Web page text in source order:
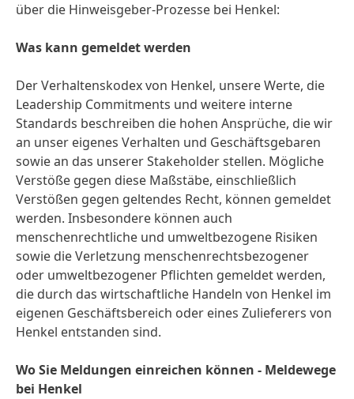
über die Hinweisgeber-Prozesse bei Henkel:
Was kann gemeldet werden
Der Verhaltenskodex von Henkel, unsere Werte, die
Leadership Commitments und weitere interne
Standards beschreiben die hohen Ansprüche, die wir
an unser eigenes Verhalten und Geschäftsgebaren
sowie an das unserer Stakeholder stellen. Mögliche
Verstöße gegen diese Maßstäbe, einschließlich
Verstößen gegen geltendes Recht, können gemeldet
werden. Insbesondere können auch
menschenrechtliche und umweltbezogene Risiken
sowie die Verletzung menschenrechtsbezogener
oder umweltbezogener Pflichten gemeldet werden,
die durch das wirtschaftliche Handeln von Henkel im
eigenen Geschäftsbereich oder eines Zulieferers von
Henkel entstanden sind.
Wo Sie Meldungen einreichen können - Meldewege
bei Henkel